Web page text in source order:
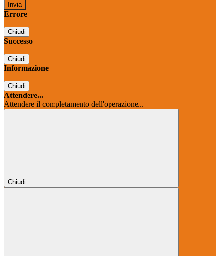
Errore
Chiudi
Successo
Chiudi
Informazione
Chiudi
Attendere...
Attendere il completamento dell'operazione...
Chiudi